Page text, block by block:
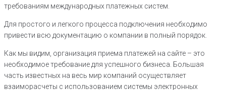
требованиям международных платежных систем.
Для простого и легкого процесса подключения необходимо
привести всю документацию о компании в полный порядок.
Как мы видим, организация приема платежей на сайте – это
необходимое требование для успешного бизнеса. Большая
часть известных на весь мир компаний осуществляет
взаиморасчеты с использованием системы электронных